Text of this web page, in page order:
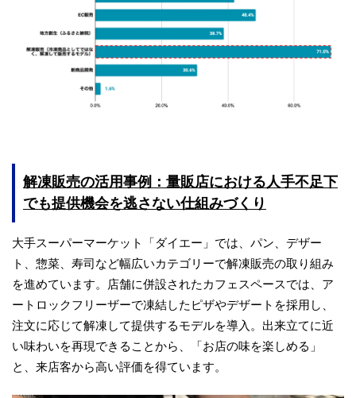
解凍販売の活用事例：量販店における人手不足下
でも提供機会を逃さない仕組みづくり
大手スーパーマーケット「ダイエー」では、パン、デザー
ト、惣菜、寿司など幅広いカテゴリーで解凍販売の取り組み
を進めています。店舗に併設されたカフェスペースでは、ア
ートロックフリーザーで凍結したピザやデザートを採用し、
注文に応じて解凍して提供するモデルを導入。出来立てに近
い味わいを再現できることから、「お店の味を楽しめる」
と、来店客から高い評価を得ています。